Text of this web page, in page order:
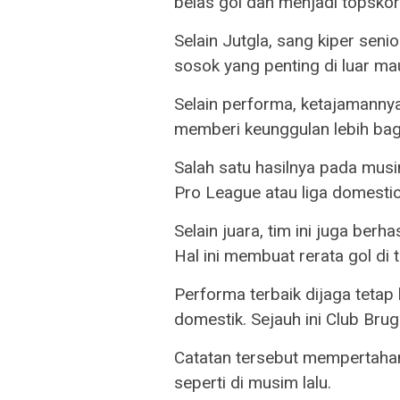
Selain Jutgla, sang kiper
sosok yang penting di luar
Selain performa,
memberi keunggulan lebih
Salah satu hasilnya pada
Pro League atau liga
Selain juara, tim ini juga
Hal ini membuat rerata gol di
Performa terbaik dijaga
domestik. Sejauh ini Club
Catatan tersebut
seperti di musim lalu.